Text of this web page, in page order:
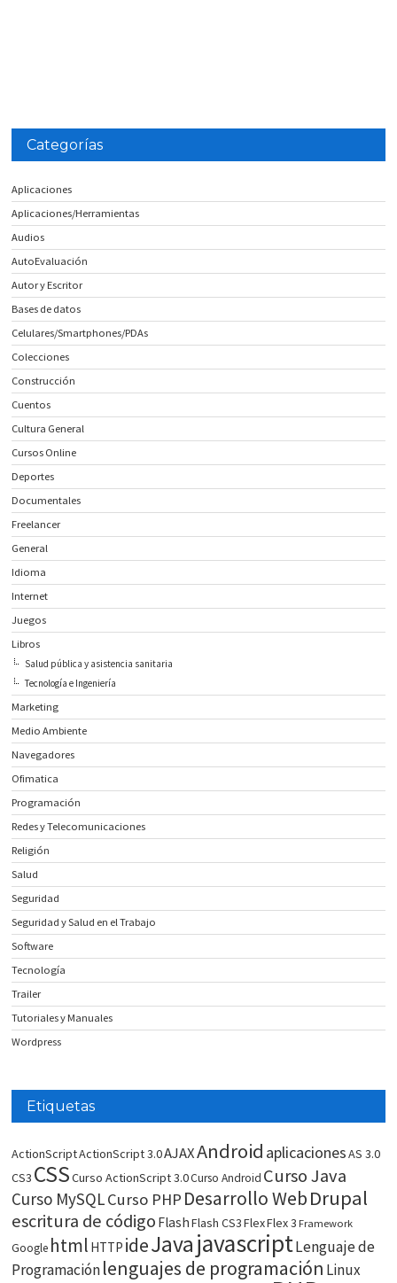
Categorías
Aplicaciones
Aplicaciones/Herramientas
Audios
AutoEvaluación
Autor y Escritor
Bases de datos
Celulares/Smartphones/PDAs
Colecciones
Construcción
Cuentos
Cultura General
Cursos Online
Deportes
Documentales
Freelancer
General
Idioma
Internet
Juegos
Libros
Salud pública y asistencia sanitaria
Tecnología e Ingeniería
Marketing
Medio Ambiente
Navegadores
Ofimatica
Programación
Redes y Telecomunicaciones
Religión
Salud
Seguridad
Seguridad y Salud en el Trabajo
Software
Tecnología
Trailer
Tutoriales y Manuales
Wordpress
Etiquetas
ActionScriptActionScript 3.0AJAXAndroid aplicacionesAS 3.0
CS3 CSSCurso ActionScript 3.0Curso Android Curso Java
Curso MySQLCurso PHP Desarrollo WebDrupal
escritura de código FlashFlash CS3FlexFlex 3 Framework
Google html HTTP ideJavajavascriptLenguaje de
Programaciónlenguajes de programación Linux